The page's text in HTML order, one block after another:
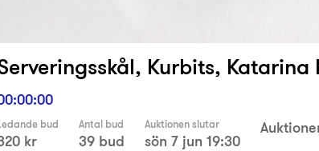
Kurbits,
bud
kr
Antal bud
39 bud
Auktionen slutar
sön 7 jun 19:30